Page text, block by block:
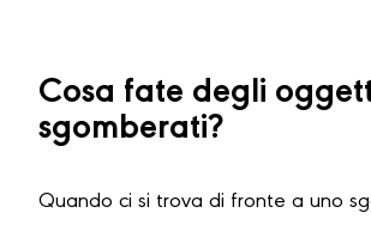
Cosa fate degli
sgomberati?
Quando ci si trova di fronte a uno